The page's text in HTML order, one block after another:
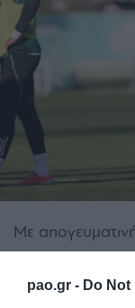
pao.gr - Do
Με
Παναθηναϊκού